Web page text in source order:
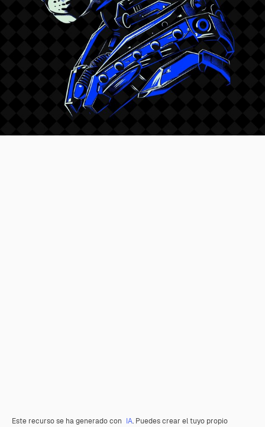
Este recurso se ha generado con IA. Puedes crear el tuyo propio